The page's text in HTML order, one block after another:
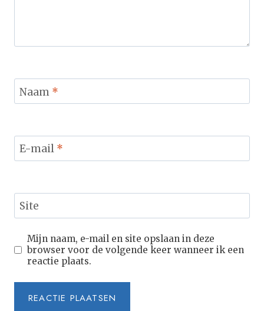
Naam *
E-mail *
Site
Mijn naam, e-mail en site opslaan in deze
browser voor de volgende keer wanneer ik een
reactie plaats.